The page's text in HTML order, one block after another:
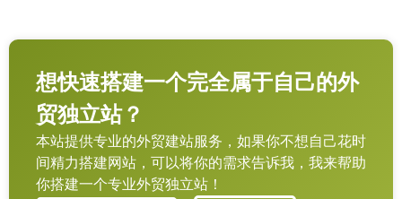
想快速搭建一个完全属于自己的外
贸独立站？
本站提供专业的外贸建站服务，如果你不想自己花时
间精力搭建网站，可以将你的需求告诉我，我来帮助
你搭建一个专业外贸独立站！